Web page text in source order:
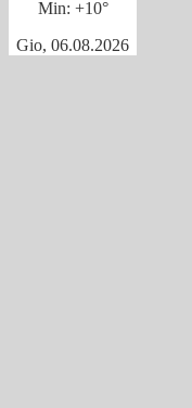
Min: +10°
Gio, 06.08.2026